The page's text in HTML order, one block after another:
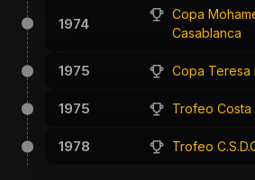
1974
Copa
Casablanca
1975 Copa Teresa
1975 Trofeo Costa
1978 Trofeo